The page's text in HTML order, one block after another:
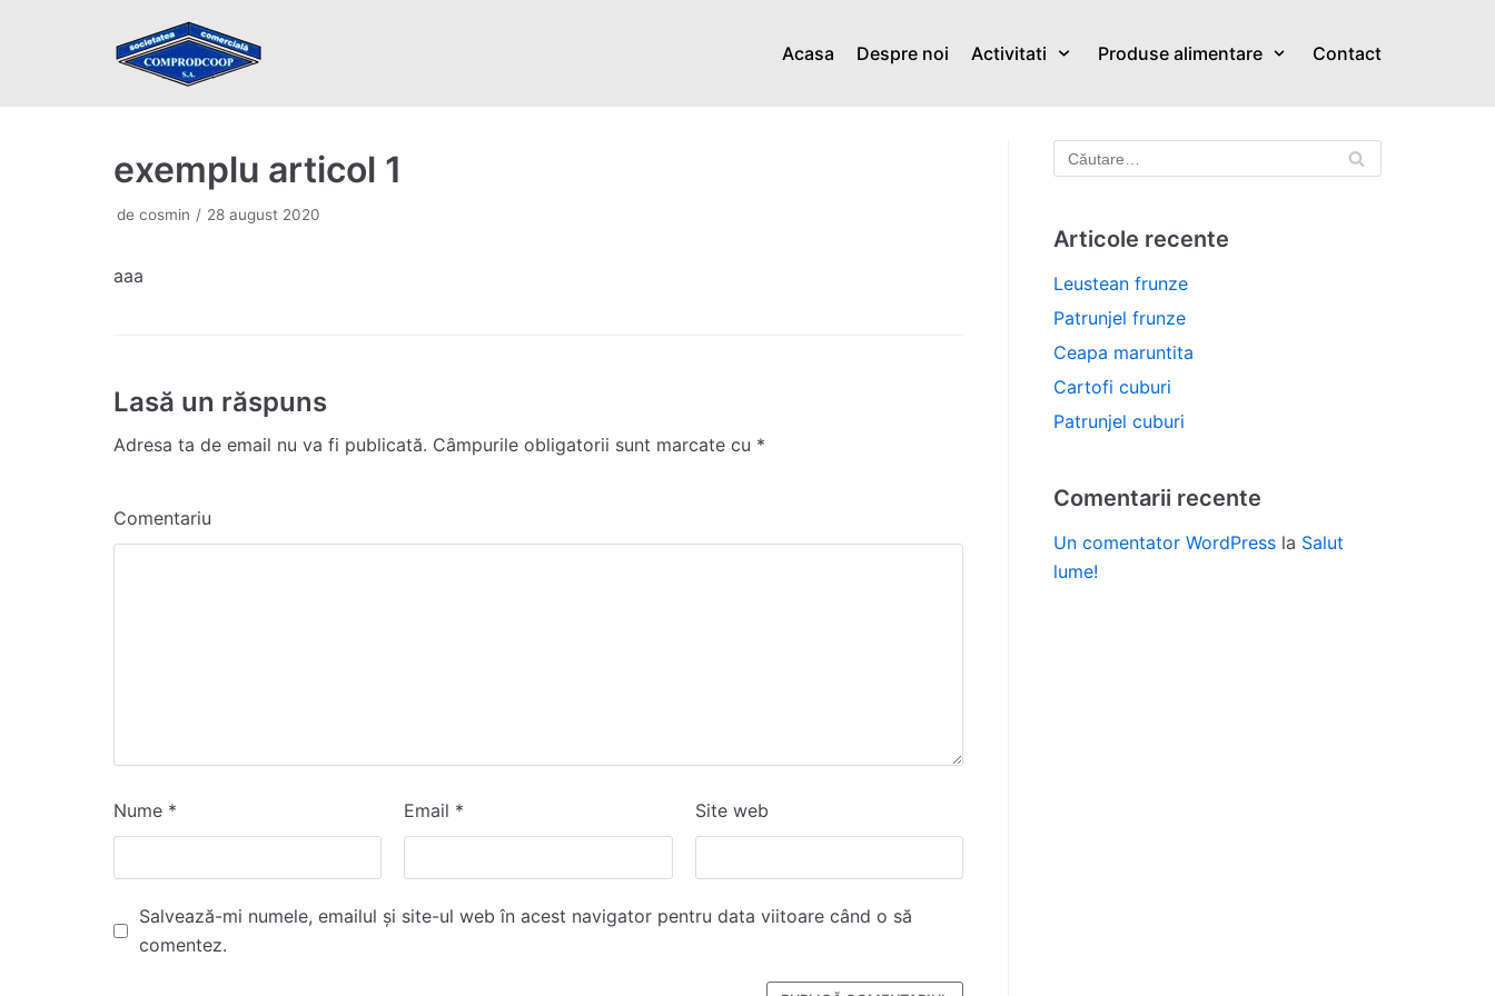
Acasa Despre noi Activitati Produse alimentare Contact
exemplu articol 1
de cosmin 28 august 2020
aaa
Lasă un răspuns
Adresa ta de email nu va fi publicată. Câmpurile obligatorii sunt marcate cu *
Comentariu
Nume * Email * Site web
Salvează-mi numele, emailul și site-ul web în acest navigator pentru data viitoare când o să
comentez.
Articole recente
Leustean frunze
Patrunjel frunze
Ceapa maruntita
Cartofi cuburi
Patrunjel cuburi
Comentarii recente
Un comentator WordPress la Salut
lume!